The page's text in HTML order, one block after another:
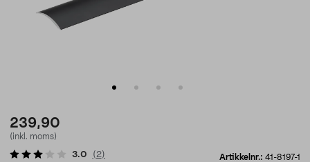
239,90
(inkl. moms)
Artikkelnr.: 41-8197-1
3.0 ( 2)